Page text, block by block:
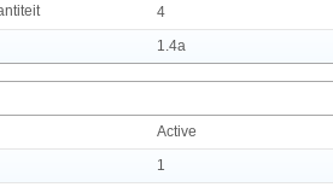
4
1.4a
Active
1